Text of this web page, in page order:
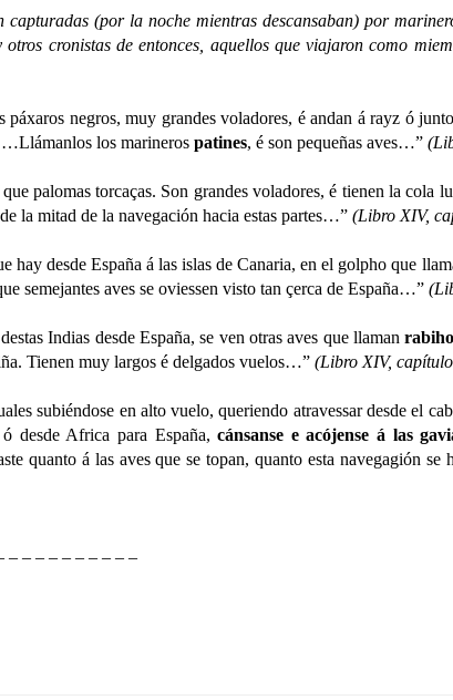
(por la noche mientras descansaban) por
cronistas de entonces, aquellos que viajaron como
negros, muy grandes voladores, é andan á rayz ó junto
…Llámanlos los marineros patines, é son pequeñas aves…”
palomas torcaças. Son grandes voladores, é tienen la cola
la mitad de la navegación hacia estas partes…” (Libro XIV,
España á las islas de Canaria, en el golpho que
semejantes aves se oviessen visto tan çerca de España…”
Indias desde España, se ven otras aves que llaman
Tienen muy largos é delgados vuelos…” (Libro XIV,
en alto vuelo, queriendo atravessar desde el
desde Africa para España,cánsanse e acójense á las
quanto á las aves que se topan, quanto esta navegagión se
– – – – – – – – – –